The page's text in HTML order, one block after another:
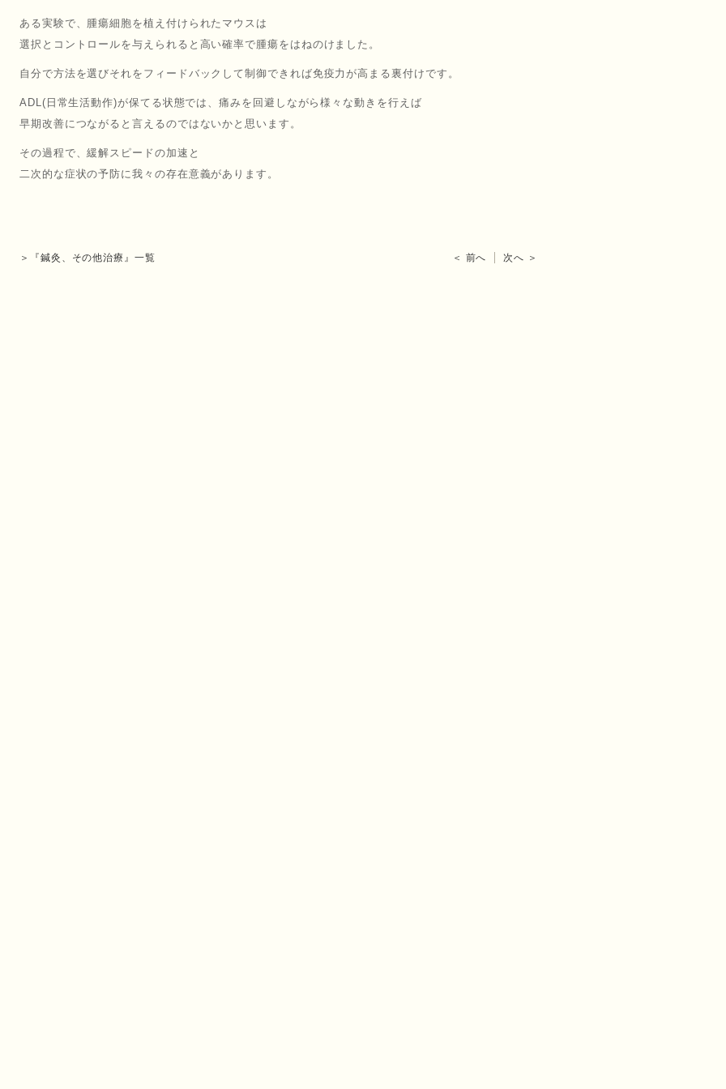
ある実験で、腫瘍細胞を植え付けられたマウスは
選択とコントロールを与えられると高い確率で腫瘍をはねのけました。
自分で方法を選びそれをフィードバックして制御できれば免疫力が高まる裏付けです。
ADL(日常生活動作)が保てる状態では、痛みを回避しながら様々な動きを行えば
早期改善につながると言えるのではないかと思います。
その過程で、緩解スピードの加速と
二次的な症状の予防に我々の存在意義があります。
＞『鍼灸、その他治療』一覧 ＜ 前へ 次へ ＞